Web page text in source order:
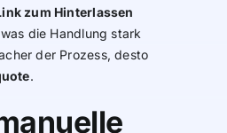
zum Hinterlassen
die Handlung stark
der Prozess, desto
.